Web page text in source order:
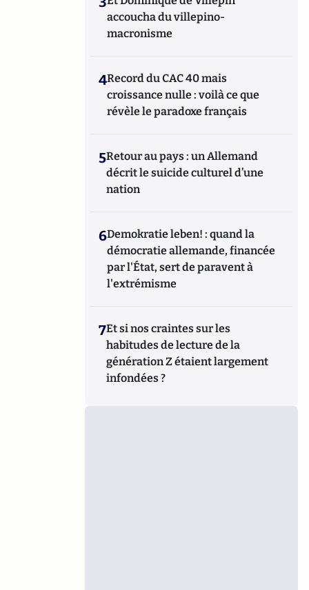
accoucha du villepino-
macronisme
4Record du CAC 40 mais
croissance nulle : voilà ce que
révèle le paradoxe français
5Retour au pays : un Allemand
décrit le suicide culturel d’une
nation
6Demokratie leben! : quand la
démocratie allemande, financée
par l'État, sert de paravent à
l'extrémisme
7Et si nos craintes sur les
habitudes de lecture de la
génération Z étaient largement
infondées ?